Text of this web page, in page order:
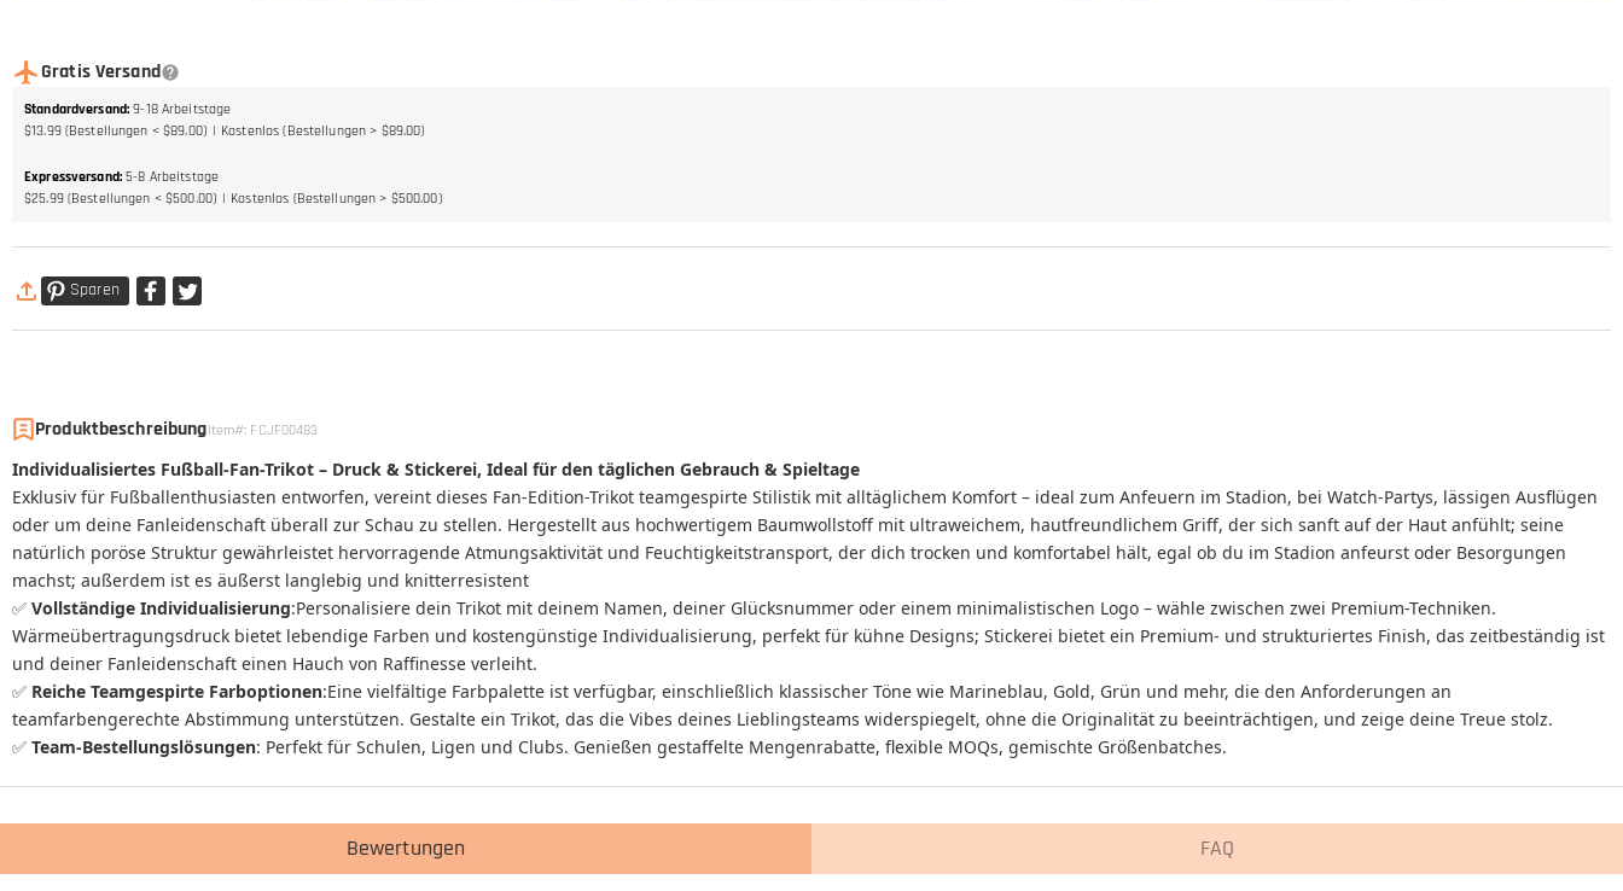
Gratis Versand
Standardversand: 9-18 Arbeitstage
$13.99 (Bestellungen < $89.00)
Kostenlos (Bestellungen > $89.00)
Expressversand: 5-8 Arbeitstage
$25.99 (Bestellungen < $500.00)
Kostenlos (Bestellungen > $500.00)
Sparen
ProduktbeschreibungItem#: FCJF00483
Individualisiertes Fußball-Fan-Trikot – Druck & Stickerei, Ideal für den täglichen Gebrauch & Spieltage
Exklusiv für Fußballenthusiasten entworfen, vereint dieses Fan-Edition-Trikot teamgespirte Stilistik mit alltäglichem Komfort – ideal zum Anfeuern im Stadion, bei Watch-Partys, lässigen Ausflügen
oder um deine Fanleidenschaft überall zur Schau zu stellen. Hergestellt aus hochwertigem Baumwollstoff mit ultraweichem, hautfreundlichem Griff, der sich sanft auf der Haut anfühlt; seine
natürlich poröse Struktur gewährleistet hervorragende Atmungsaktivität und Feuchtigkeitstransport, der dich trocken und komfortabel hält, egal ob du im Stadion anfeurst oder Besorgungen
machst; außerdem ist es äußerst langlebig und knitterresistent
✅ Vollständige Individualisierung:Personalisiere dein Trikot mit deinem Namen, deiner Glücksnummer oder einem minimalistischen Logo – wähle zwischen zwei Premium-Techniken.
Wärmeübertragungsdruck bietet lebendige Farben und kostengünstige Individualisierung, perfekt für kühne Designs; Stickerei bietet ein Premium- und strukturiertes Finish, das zeitbeständig ist
und deiner Fanleidenschaft einen Hauch von Raffinesse verleiht.
✅ Reiche Teamgespirte Farboptionen:Eine vielfältige Farbpalette ist verfügbar, einschließlich klassischer Töne wie Marineblau, Gold, Grün und mehr, die den Anforderungen an
teamfarbengerechte Abstimmung unterstützen. Gestalte ein Trikot, das die Vibes deines Lieblingsteams widerspiegelt, ohne die Originalität zu beeinträchtigen, und zeige deine Treue stolz.
✅ Team-Bestellungslösungen: Perfekt für Schulen, Ligen und Clubs. Genießen gestaffelte Mengenrabatte, flexible MOQs, gemischte Größenbatches.
Bewertungen FAQ